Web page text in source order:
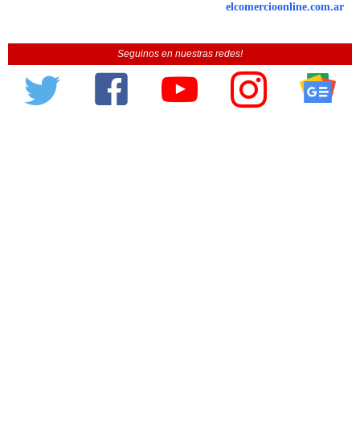
elcomercioonline.com.ar
Seguinos en nuestras redes!